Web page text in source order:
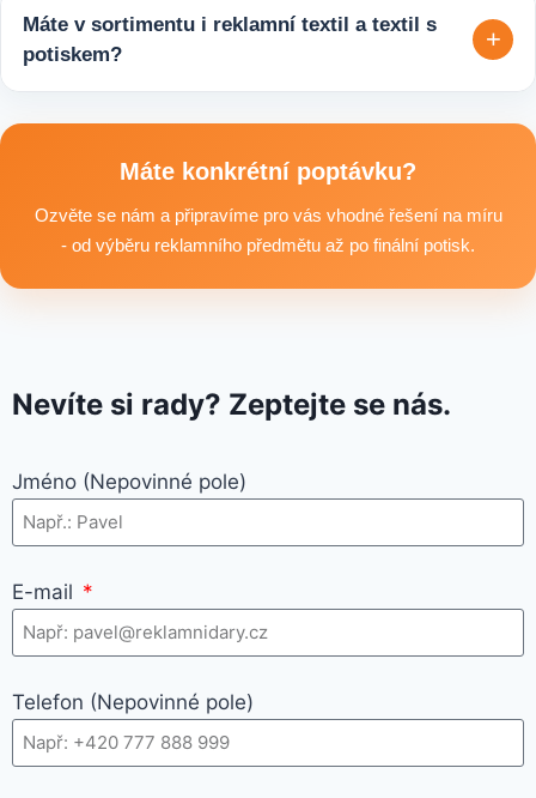
tisíců kusů pro firmy, eventy, gastro provozy nebo dlouhodobé
reklamní kampaně. Připravíme ideální řešení podle rozpočtu,
Máte v sortimentu i reklamní textil a textil s
potiskem?
+
textilní produkty vhodné pro branding, promo akce i firemní
Máte konkrétní poptávku?
Ozvěte se nám a připravíme pro vás vhodné řešení na míru
- od výběru reklamního předmětu až po finální potisk.
Nevíte si rady? Zeptejte se nás.
Jméno (Nepovinné pole)
E-mail
Telefon (Nepovinné pole)